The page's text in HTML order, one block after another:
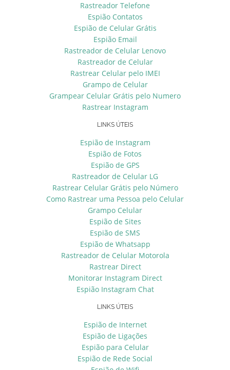
Rastreador Telefone
Espião Contatos
Espião de Celular Grátis
Espião Email
Rastreador de Celular Lenovo
Rastreador de Celular
Rastrear Celular pelo IMEI
Grampo de Celular
Grampear Celular Grátis pelo Numero
Rastrear Instagram
LINKS ÚTEIS
Espião de Instagram
Espião de Fotos
Espião de GPS
Rastreador de Celular LG
Rastrear Celular Grátis pelo Número
Como Rastrear uma Pessoa pelo Celular
Grampo Celular
Espião de Sites
Espião de SMS
Espião de Whatsapp
Rastreador de Celular Motorola
Rastrear Direct
Monitorar Instagram Direct
Espião Instagram Chat
LINKS ÚTEIS
Espião de Internet
Espião de Ligações
Espião para Celular
Espião de Rede Social